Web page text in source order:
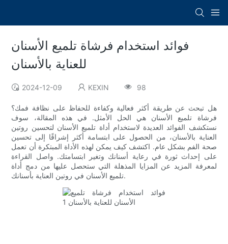
فوائد استخدام فرشاة تلميع الأسنان
للعناية بالأسنان
2024-12-09 KEXIN 98
هل تبحث عن طريقة أكثر فعالية وكفاءة للحفاظ على نظافة فمك؟
فرشاة تلميع الأسنان هي الحل الأمثل. في هذه المقالة، سوف
نستكشف الفوائد العديدة لاستخدام أداة تلميع الأسنان لتحسين روتين
العناية بالأسنان، من الحصول على ابتسامة أكثر إشراقًا إلى تحسين
صحة الفم بشكل عام. اكتشف كيف يمكن لهذه الأداة المبتكرة أن تعمل
على إحداث ثورة في رعاية أسنانك وتغير ابتسامتك. واصل القراءة
لمعرفة المزيد عن المزايا المذهلة التي ستحصل عليها من دمج أداة
تلميع الأسنان في روتين العناية بأسنانك.